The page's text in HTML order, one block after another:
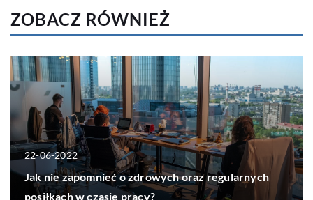
ZOBACZ RÓWNIEŻ
22-06-2022
Jak nie zapomnieć o zdrowych oraz regularnych
posiłkach w czasie pracy?